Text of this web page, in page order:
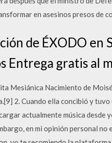
en asesinos presos de
de ÉXODO
Entrega gratis al
Mesiánica Nacimiento de
2. Cuando ella concibió y
actualmente música
en mi opinión personal no